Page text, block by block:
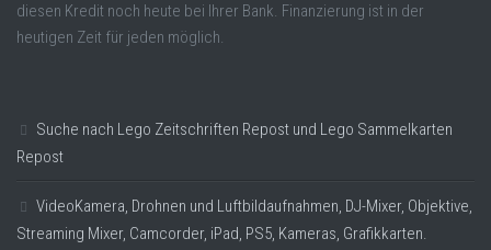
diesen Kredit noch heute bei Ihrer Bank. Finanzierung ist in der
heutigen Zeit für jeden möglich.
Suche nach Lego Zeitschriften Repost und Lego Sammelkarten
Repost
VideoKamera, Drohnen und Luftbildaufnahmen, DJ-Mixer, Objektive,
Streaming Mixer, Camcorder, iPad, PS5, Kameras, Grafikkarten.